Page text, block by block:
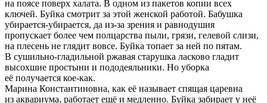
на поясе поверх халата. В одном из пакетов копии всех
ключей. Буйка смотрит за этой женской работой. Бабушка
убирается-убирается, да из-за зрения и равнодушия
пропускает более чем полцарства пыли, грязи, гелевой слизи,
на плесень не глядит вовсе. Буйка топает за ней по пятам.
В сушильно-гладильной ржавая старушка ласково гладит
высохшие простыни и пододеяльники. Но уборка
её получается кое-как.
Марина Константиновна, как её называет спящая царевна
из аквариума, работает ещё и медленно. Буйка забирает у неё